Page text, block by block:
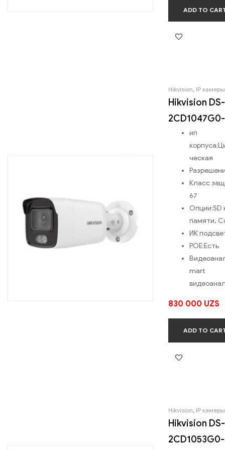
ADD TO
Hikvision, IP камеры
Hikvision DS-
ип
корпуса:
ческая
Класс
67
Опции:SD
памяти,
ИК
POE:Есть
mart
830 000 UZS
ADD TO
Hikvision IP камеры
Hikvision DS-